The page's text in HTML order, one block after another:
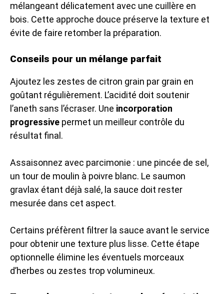
mélangeant délicatement avec une cuillère en
bois. Cette approche douce préserve la texture et
évite de faire retomber la préparation.
Conseils pour un mélange parfait
Ajoutez les zestes de citron grain par grain en
goûtant régulièrement. L’acidité doit soutenir
l’aneth sans l’écraser. Une incorporation
progressive permet un meilleur contrôle du
résultat final.
Assaisonnez avec parcimonie : une pincée de sel,
un tour de moulin à poivre blanc. Le saumon
gravlax étant déjà salé, la sauce doit rester
mesurée dans cet aspect.
Certains préfèrent filtrer la sauce avant le service
pour obtenir une texture plus lisse. Cette étape
optionnelle élimine les éventuels morceaux
d’herbes ou zestes trop volumineux.